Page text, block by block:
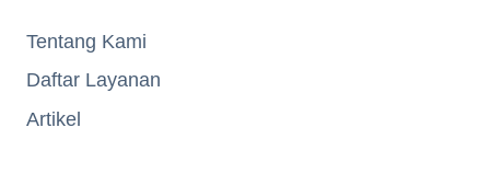
Tentang Kami
Daftar Layanan
Artikel